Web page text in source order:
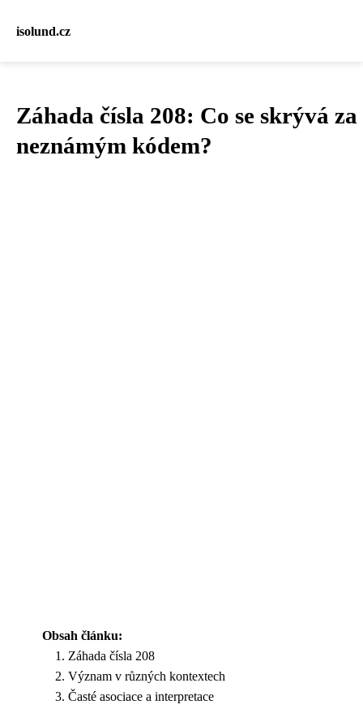
isolund.cz
Záhada čísla 208: Co se skrývá za
neznámým kódem?
Obsah článku:
Záhada čísla 208
Význam v různých kontextech
Časté asociace a interpretace